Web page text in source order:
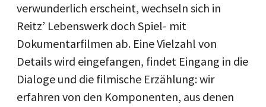
verwunderlich erscheint, wechseln sich in
Reitz’ Lebenswerk doch Spiel- mit
Dokumentarfilmen ab. Eine Vielzahl von
Details wird eingefangen, findet Eingang in die
Dialoge und die filmische Erzählung: wir
erfahren von den Komponenten, aus denen